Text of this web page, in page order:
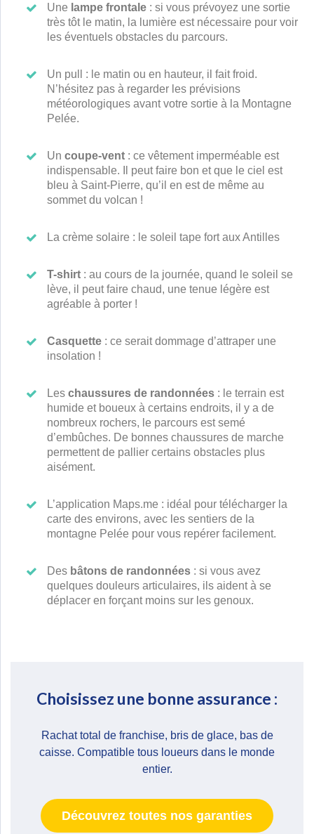
Une lampe frontale : si vous prévoyez une sortie
très tôt le matin, la lumière est nécessaire pour voir
les éventuels obstacles du parcours.
Un pull : le matin ou en hauteur, il fait froid.
N’hésitez pas à regarder les prévisions
météorologiques avant votre sortie à la Montagne
Pelée.
Un coupe-vent : ce vêtement imperméable est
indispensable. Il peut faire bon et que le ciel est
bleu à Saint-Pierre, qu’il en est de même au
sommet du volcan !
La crème solaire : le soleil tape fort aux Antilles
T-shirt : au cours de la journée, quand le soleil se
lève, il peut faire chaud, une tenue légère est
agréable à porter !
Casquette : ce serait dommage d’attraper une
insolation !
Les chaussures de randonnées : le terrain est
humide et boueux à certains endroits, il y a de
nombreux rochers, le parcours est semé
d’embûches. De bonnes chaussures de marche
permettent de pallier certains obstacles plus
aisément.
L’application Maps.me : idéal pour télécharger la
carte des environs, avec les sentiers de la
montagne Pelée pour vous repérer facilement.
Des bâtons de randonnées : si vous avez
quelques douleurs articulaires, ils aident à se
déplacer en forçant moins sur les genoux.
Choisissez une bonne assurance :
Rachat total de franchise, bris de glace, bas de
caisse. Compatible tous loueurs dans le monde
entier.
Découvrez toutes nos garanties